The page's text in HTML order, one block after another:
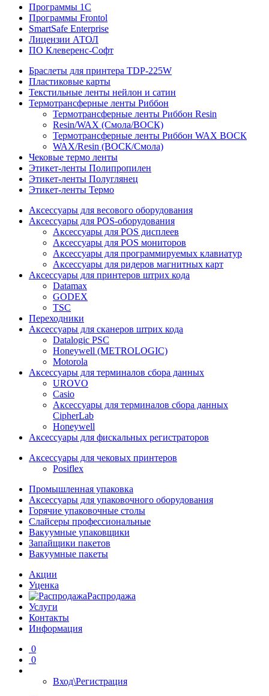
Программы 1C
Программы Frontol
SmartSafe Enterprise
Лицензии АТОЛ
ПО Клеверенс-Софт
Браслеты для принтера TDP-225W
Пластиковые карты
Текстильные ленты нейлон и сатин
Термотрансферные ленты Риббон
Термотрансферные ленты Риббон Resin
Resin/WAX (Смола/ВОСК)
Термотрансферные ленты Риббон WAX ВОСК
WAX/Resin (ВОСК/Смола)
Чековые термо ленты
Этикет-ленты Полипропилен
Этикет-ленты Полуглянец
Этикет-ленты Термо
Аксессуары для весового оборудования
Аксессуары для POS-оборудования
Аксессуары для POS дисплеев
Аксессуары для POS мониторов
Аксессуары для программируемых клавиатур
Аксессуары для ридеров магнитных карт
Аксессуары для принтеров штрих кода
Datamax
GODEX
TSC
Переходники
Аксессуары для сканеров штрих кода
Datalogic PSC
Honeywell (METROLOGIC)
Motorola
Аксессуары для терминалов сбора данных
UROVO
Casio
Аксессуары для терминалов сбора данных
CipherLab
Honeywell
Аксессуары для фискальных регистраторов
Аксессуары для чековых принтеров
Posiflex
Промышленная упаковка
Аксессуары для упаковочного оборудования
Горячие упаковочные столы
Слайсеры профессиональные
Вакуумные упаковщики
Запайщики пакетов
Вакуумные пакеты
Акции
Уценка
Распродажа
Услуги
Контакты
Информация
0
0
Вход\Регистрация